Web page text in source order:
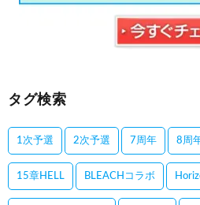
タグ検索
1次予選 2次予選 7周年 8周
15章HELL BLEACHコラボ